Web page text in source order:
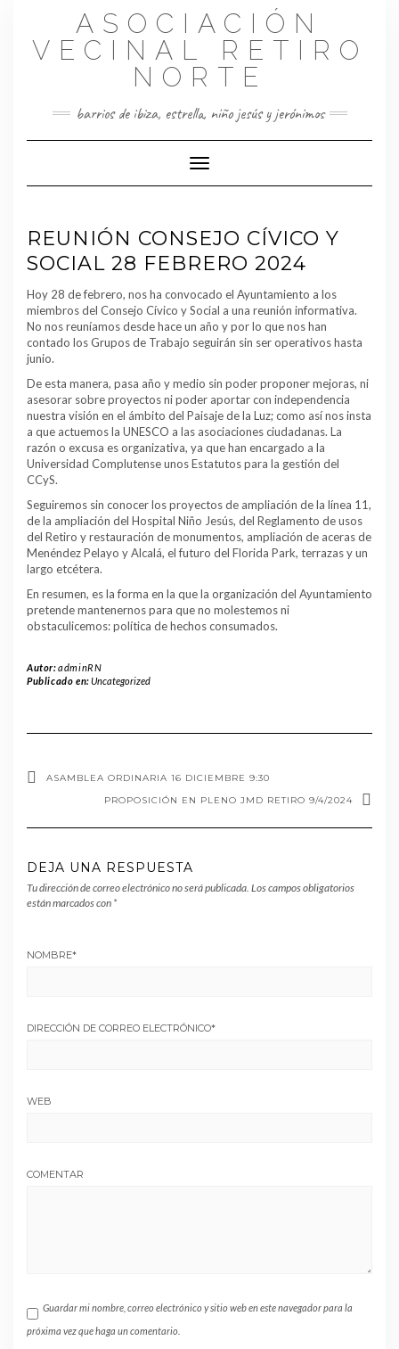
contenido
ASOCIACIÓN
VECINAL RETIRO
NORTE
barrios de ibiza, estrella, niño jesús y jerónimos
Cambiar modo de navegación
REUNIÓN CONSEJO CÍVICO Y
SOCIAL 28 FEBRERO 2024
Hoy 28 de febrero, nos ha convocado el Ayuntamiento a los
miembros del Consejo Cívico y Social a una reunión informativa.
No nos reuníamos desde hace un año y por lo que nos han
contado los Grupos de Trabajo seguirán sin ser operativos hasta
junio.
De esta manera, pasa año y medio sin poder proponer mejoras, ni
asesorar sobre proyectos ni poder aportar con independencia
nuestra visión en el ámbito del Paisaje de la Luz; como así nos insta
a que actuemos la UNESCO a las asociaciones ciudadanas. La
razón o excusa es organizativa, ya que han encargado a la
Universidad Complutense unos Estatutos para la gestión del
CCyS.
Seguiremos sin conocer los proyectos de ampliación de la línea 11,
de la ampliación del Hospital Niño Jesús, del Reglamento de usos
del Retiro y restauración de monumentos, ampliación de aceras de
Menéndez Pelayo y Alcalá, el futuro del Florida Park, terrazas y un
largo etcétera.
En resumen, es la forma en la que la organización del Ayuntamiento
pretende mantenernos para que no molestemos ni
obstaculicemos: política de hechos consumados.
Autor:adminRN
Publicado en:Uncategorized
ASAMBLEA ORDINARIA 16 DICIEMBRE 9:30
PROPOSICIÓN EN PLENO JMD RETIRO 9/4/2024
DEJA UNA RESPUESTA
Tu dirección de correo electrónico no será publicada. Los campos obligatorios
están marcados con *
NOMBRE*
DIRECCIÓN DE CORREO ELECTRÓNICO*
WEB
COMENTAR
Guardar mi nombre, correo electrónico y sitio web en este navegador para la
próxima vez que haga un comentario.